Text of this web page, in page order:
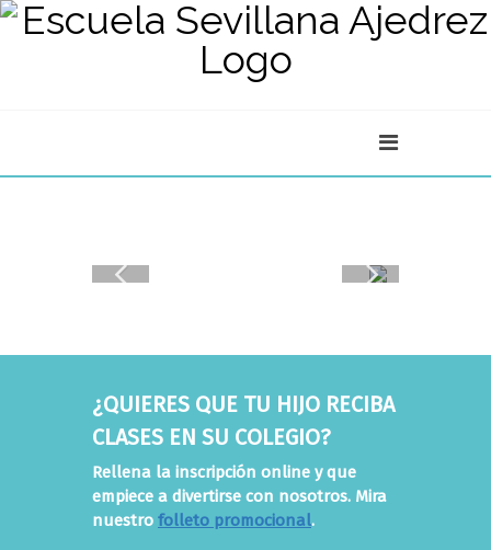
¿QUIERES QUE TU HIJO RECIBA
CLASES EN SU COLEGIO?
Rellena la inscripción online y que
empiece a divertirse con nosotros. Mira
nuestro folleto promocional.